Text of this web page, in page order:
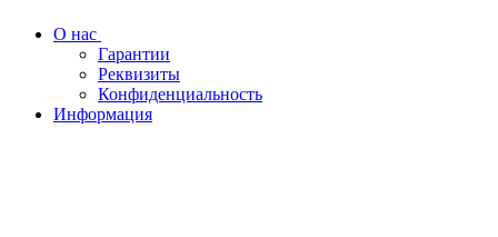
О нас
Гарантии
Реквизиты
Конфиденциальность
Информация